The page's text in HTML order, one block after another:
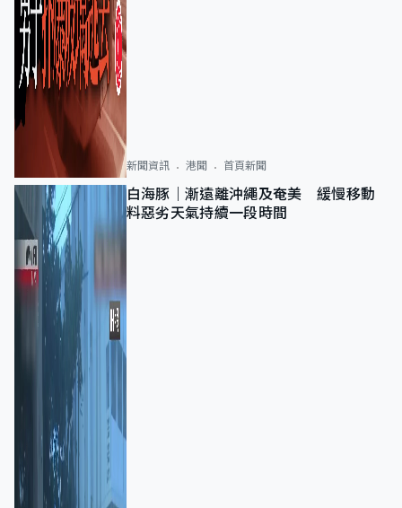
新聞資訊 港聞 首頁新聞
白海豚｜漸遠離沖繩及奄美 緩慢移動
料惡劣天氣持續一段時間